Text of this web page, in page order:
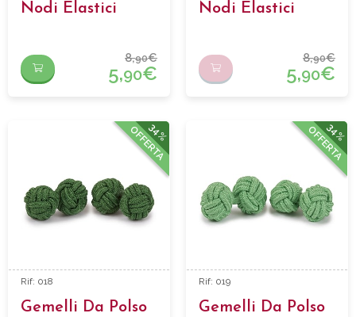
Nodi Elastici
8,90€
5,90€
Nodi Elastici
8,90€
5,90€
34%
OFFERTA
Rif: 018
Gemelli Da Polso
34%
OFFERTA
Rif: 019
Gemelli Da Polso